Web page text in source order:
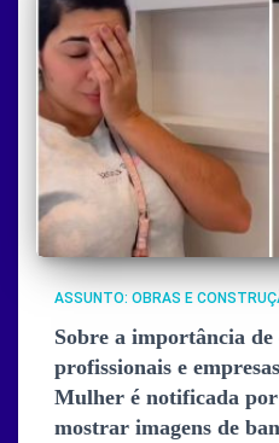
ASSUNTO: OBRAS E
Sobre a importância
profissionais e
Mulher é notificada
mostrar imagens de